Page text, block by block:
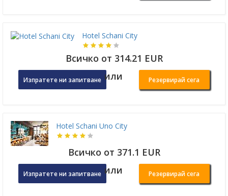
Hotel Schani City
Всичко от 314.21 EUR
Изпратете ни запитване или Резервирай сега
Hotel Schani Uno City
Всичко от 371.1 EUR
Изпратете ни запитване или Резервирай сега